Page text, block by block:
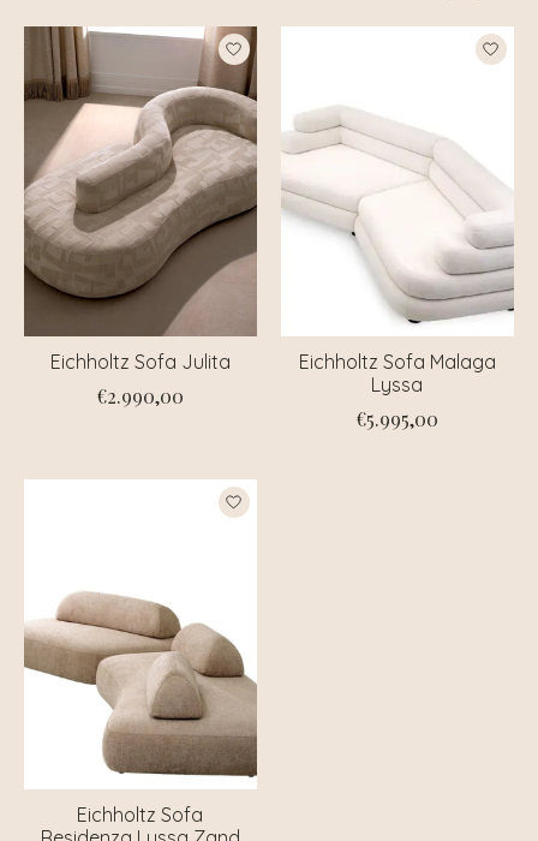
Eichholtz Sofa Julita
€2.990,00
Eichholtz Sofa Malaga
Lyssa
€5.995,00
Eichholtz Sofa